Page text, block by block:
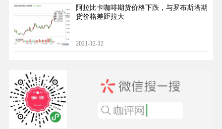
阿拉比卡咖啡期货价格下跌，与罗布斯塔期
货价格差距拉大
2021-12-12